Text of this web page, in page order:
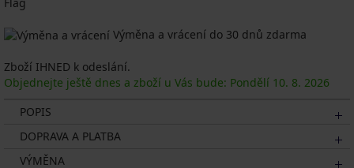
Výměna a vrácení do 30 dnů zdarma
Zboží IHNED k odeslání.
Objednejte ještě dnes a zboží u Vás bude: Pondělí 10. 8. 2026
POPIS
DOPRAVA A PLATBA
VÝMĚNA